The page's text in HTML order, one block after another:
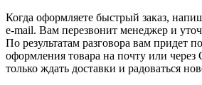
Когда оформляете быстрый заказ,
e-mail. Вам перезвонит менеджер и
По результатам разговора вам придет
оформления товара на почту или
только ждать доставки и радоваться